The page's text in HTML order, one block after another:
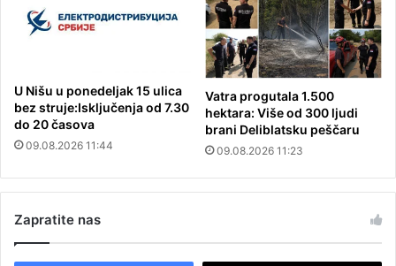
U Nišu u ponedeljak 15 ulica
bez struje:Isključenja od 7.30
do 20 časova
09.08.2026 11:44
Vatra progutala 1.500
hektara: Više od 300 ljudi
brani Deliblatsku peščaru
09.08.2026 11:23
Zapratite nas